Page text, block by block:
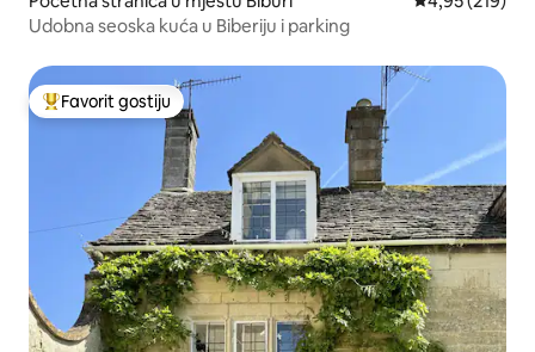
Udobna seoska kuća u Biberiju i parking
Glavni favorit gostiju
Favorit gostiju